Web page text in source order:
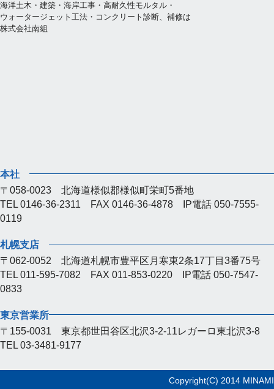
海洋土木・建築・海岸工事・高耐久性モルタル・
ウォータージェット工法・コンクリート診断、補修は
株式会社南組
本社
〒058-0023 北海道様似郡様似町栄町5番地
TEL 0146-36-2311 FAX 0146-36-4878 IP電話 050-7555-
0119
札幌支店
〒062-0052 北海道札幌市豊平区月寒東2条17丁目3番75号
TEL 011-595-7082 FAX 011-853-0220 IP電話 050-7547-
0833
東京営業所
〒155-0031 東京都世田谷区北沢3-2-11レガーロ東北沢3-8
TEL 03-3481-9177
Copyright(C) 2014